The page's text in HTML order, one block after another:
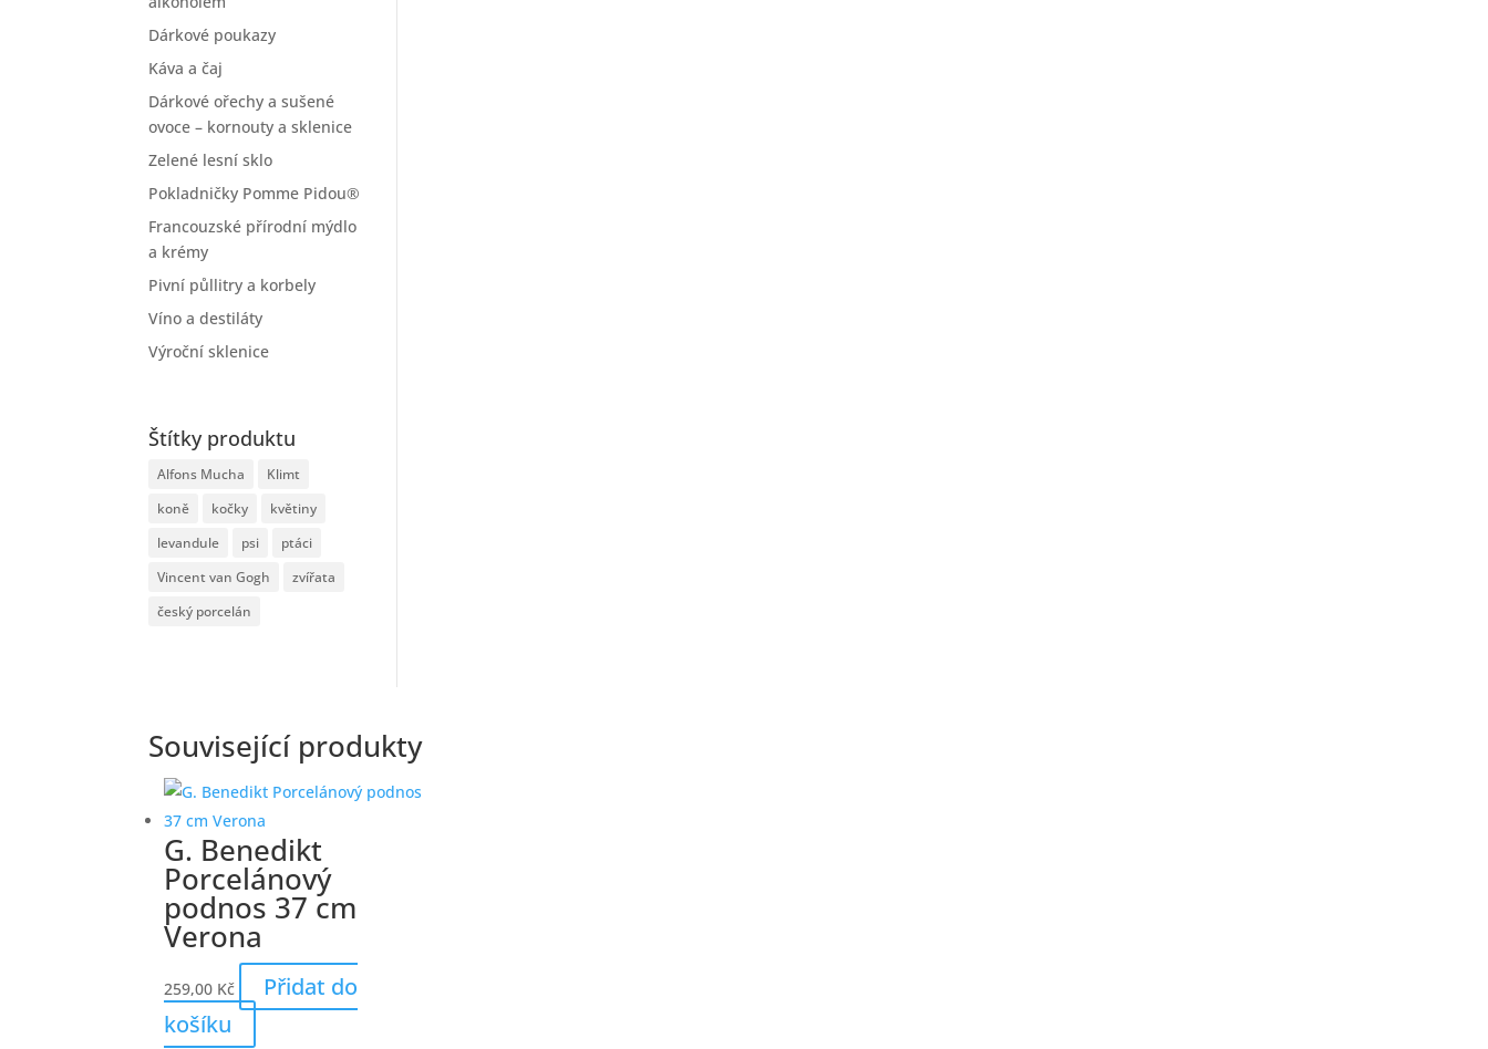
Dárkové poukazy
Káva a čaj
Dárkové ořechy a sušené
ovoce – kornouty a sklenice
Zelené lesní sklo
Pokladničky Pomme Pidou®
Francouzské přírodní mýdlo
a krémy
Pivní půllitry a korbely
Víno a destiláty
Výroční sklenice
Štítky produktu
Alfons Mucha
Klimt
koně
kočky
květiny
levandule
psi
ptáci
Vincent van Gogh
zvířata
český porcelán
Související produkty
G. Benedikt
Porcelánový
podnos 37 cm
Verona
259,00 Kč
Přidat do
košíku